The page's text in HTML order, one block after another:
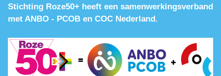
Stichting Roze50+ heeft een samenwerkingsverband
met ANBO - PCOB en COC Nederland.